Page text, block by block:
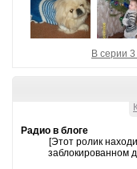
В серии
Радио в блоге
[Этот ролик
заблокированном